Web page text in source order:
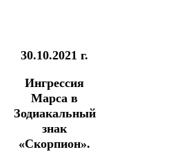
30.10.2021 г.
Ингрессия
Марса в
Зодиакальный
знак
«Скорпион».